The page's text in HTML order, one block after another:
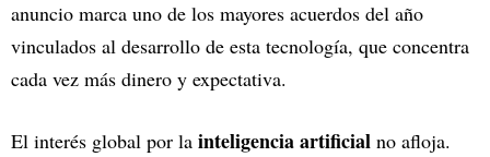
anuncio marca uno de los mayores acuerdos del año
vinculados al desarrollo de esta tecnología, que concentra
cada vez más dinero y expectativa.
El interés global por la inteligencia artificial no afloja.